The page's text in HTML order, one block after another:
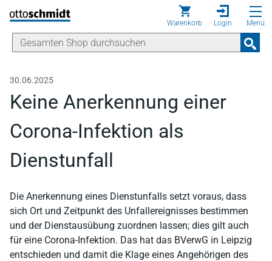
Direkt zum Inhalt
Warenkorb Login Menü
30.06.2025
Keine Anerkennung einer
Corona-Infektion als
Dienstunfall
Die Anerkennung eines Dienstunfalls setzt voraus, dass
sich Ort und Zeitpunkt des Unfallereignisses bestimmen
und der Dienstausübung zuordnen lassen; dies gilt auch
für eine Corona-Infektion. Das hat das BVerwG in Leipzig
entschieden und damit die Klage eines Angehörigen des